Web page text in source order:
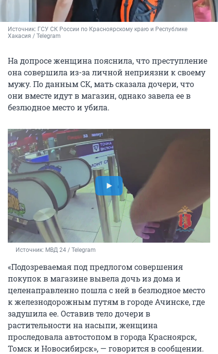
Источник: ГСУ СК России по Красноярскому краю и Республике
Хакасия / Telegram
На допросе женщина пояснила, что преступление
она совершила из-за личной неприязни к своему
мужу. По данным СК, мать сказала дочери, что
они вместе идут в магазин, однако завела ее в
безлюдное место и убила.
Источник: МВД 24 / Telegram
«Подозреваемая под предлогом совершения
покупок в магазине вывела дочь из дома и
целенаправленно пошла с ней в безлюдное место
к железнодорожным путям в городе Ачинске, где
задушила ее. Оставив тело дочери в
растительности на насыпи, женщина
проследовала автостопом в города Красноярск,
Томск и Новосибирск», — говорится в сообщении.